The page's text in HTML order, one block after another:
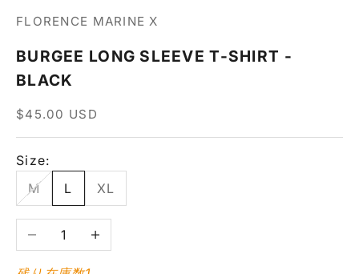
FLORENCE MARINE X
BURGEE LONG SLEEVE T-SHIRT -
BLACK
セール価格
$45.00 USD
Size:
M
L XL
数量を減らす数量を増やす